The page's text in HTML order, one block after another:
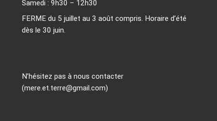
Samedi : 9h30 – 12h30
FERME du 5 juillet au 3 août compris. Horaire d’été
dès le 30 juin.
N’hésitez pas à nous contacter
(mere.et.terre@gmail.com)